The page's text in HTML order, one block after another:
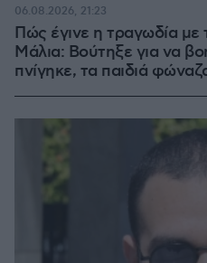
Πώς έγινε η τραγωδία
Μάλια: Βούτηξε για να
πνίγηκε, τα παιδιά
06.08.2026, 21:23